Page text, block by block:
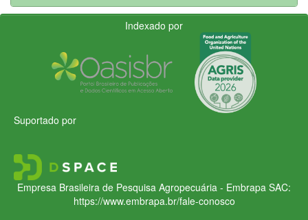
Indexado por
Suportado por
Empresa Brasileira de Pesquisa Agropecuária - Embrapa SAC:
https://www.embrapa.br/fale-conosco